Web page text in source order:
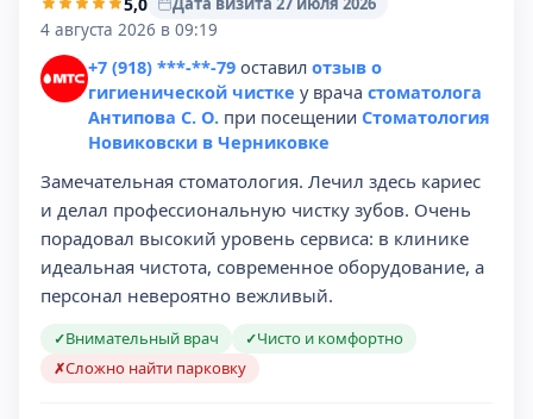
4 августа 2026 в 09:19
+7 (918) ***-**-79 оставил отзыв о
гигиенической чистке у врача стоматолога
Антипова С. О. при посещении Стоматология
Новиковски в Черниковке
Замечательная стоматология. Лечил здесь кариес
и делал профессиональную чистку зубов. Очень
порадовал высокий уровень сервиса: в клинике
идеальная чистота, современное оборудование, а
персонал невероятно вежливый.
✓Внимательный врач ✓Чисто и комфортно
✗Сложно найти парковку